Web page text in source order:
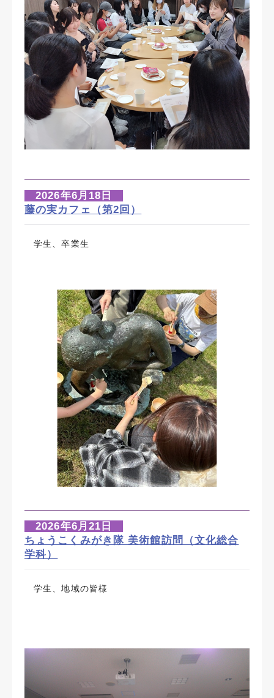
2026年6月18日
藤の実カフェ（第2回）
学生、卒業生
2026年6月21日
ちょうこくみがき隊 美術館訪問（文化総合
学科）
学生、地域の皆様